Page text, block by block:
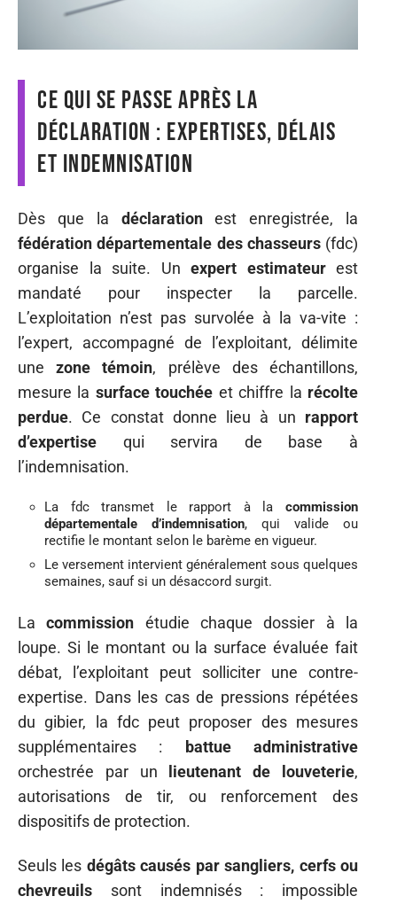
Ce qui se passe après la
déclaration : expertises, délais
et indemnisation
Dès que la déclarationest enregistrée, la
fédération départementale des chasseurs(fdc)
organise la suite. Un expert estimateurest
mandaté pour inspecter la parcelle.
L’exploitation n’est pas survolée à la va-vite :
l’expert, accompagné de l’exploitant, délimite
unezone témoin, prélève des échantillons,
mesure la surface touchée et chiffre la récolte
perdue. Ce constat donne lieu à un rapport
d’expertise qui servira de base à
l’indemnisation.
La fdc transmet le rapport à la commission
départementale d’indemnisation, qui valide ou
rectifie le montant selon le barème en vigueur.
Le versement intervient généralement sous quelques
semaines, sauf si un désaccord surgit.
Lacommission étudie chaque dossier à la
loupe. Si le montant ou la surface évaluée fait
débat, l’exploitant peut solliciter une contre-
expertise. Dans les cas de pressions répétées
du gibier, la fdc peut proposer des mesures
supplémentaires : battue administrative
orchestrée par un lieutenant de louveterie,
autorisations de tir, ou renforcement des
dispositifs de protection.
Seuls les dégâts causés par sangliers, cerfs ou
chevreuils sont indemnisés : impossible